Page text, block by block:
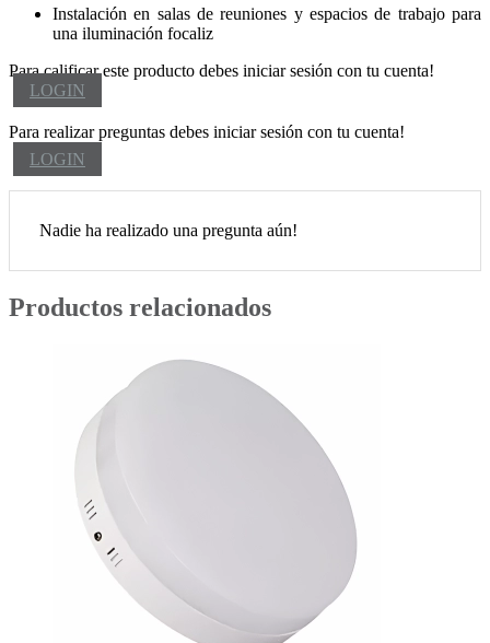
Instalación en salas de reuniones y espacios de trabajo para
una iluminación focaliz
Para calificar este producto debes iniciar sesión con tu cuenta!
LOGIN
Para realizar preguntas debes iniciar sesión con tu cuenta!
LOGIN
Nadie ha realizado una pregunta aún!
Productos relacionados